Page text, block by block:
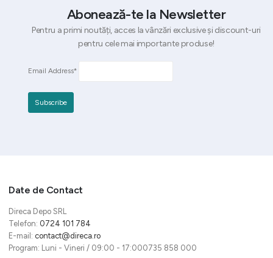
Abonează-te la Newsletter
Pentru a primi noutăți, acces la vânzări exclusive și discount-uri
pentru cele mai importante produse!
Email Address*
Date de Contact
Direca Depo SRL
Telefon: 0724 101 784
E-mail: contact@direca.ro
Program: Luni - Vineri / 09:00 - 17:000735 858 000